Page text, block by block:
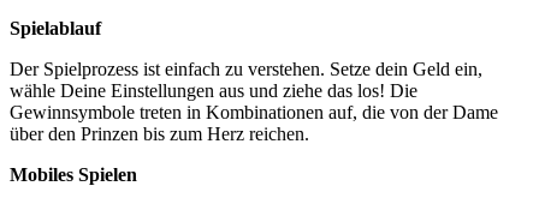
Spielablauf
Der Spielprozess ist einfach zu verstehen. Setze dein Geld ein,
wähle Deine Einstellungen aus und ziehe das los! Die
Gewinnsymbole treten in Kombinationen auf, die von der Dame
über den Prinzen bis zum Herz reichen.
Mobiles Spielen